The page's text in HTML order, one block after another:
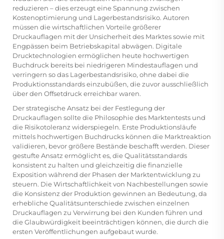
reduzieren – dies erzeugt eine Spannung zwischen
Kostenoptimierung und Lagerbestandsrisiko. Autoren
müssen die wirtschaftlichen Vorteile größerer
Druckauflagen mit der Unsicherheit des Marktes sowie mit
Engpässen beim Betriebskapital abwägen. Digitale
Drucktechnologien ermöglichen heute hochwertigen
Buchdruck bereits bei niedrigeren Mindestauflagen und
verringern so das Lagerbestandsrisiko, ohne dabei die
Produktionsstandards einzubüßen, die zuvor ausschließlich
über den Offsetdruck erreichbar waren.
Der strategische Ansatz bei der Festlegung der
Druckauflagen sollte die Philosophie des Marktentests und
die Risikotoleranz widerspiegeln. Erste Produktionsläufe
mittels hochwertigen Buchdrucks können die Marktreaktion
validieren, bevor größere Bestände beschafft werden. Dieser
gestufte Ansatz ermöglicht es, die Qualitätsstandards
konsistent zu halten und gleichzeitig die finanzielle
Exposition während der Phasen der Marktentwicklung zu
steuern. Die Wirtschaftlichkeit von Nachbestellungen sowie
die Konsistenz der Produktion gewinnen an Bedeutung, da
erhebliche Qualitätsunterschiede zwischen einzelnen
Druckauflagen zu Verwirrung bei den Kunden führen und
die Glaubwürdigkeit beeinträchtigen können, die durch die
ersten Veröffentlichungen aufgebaut wurde.